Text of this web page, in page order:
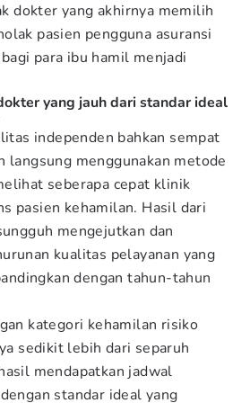
dokter yang akhirnya memilih
pasien pengguna asuransi
para ibu hamil menjadi
yang jauh dari standar ideal
independen bahkan sempat
langsung menggunakan metode
seberapa cepat klinik
pasien kehamilan. Hasil dari
mengejutkan dan
kualitas pelayanan yang
dengan tahun-tahun
kategori kehamilan risiko
sedikit lebih dari separuh
mendapatkan jadwal
standar ideal yang